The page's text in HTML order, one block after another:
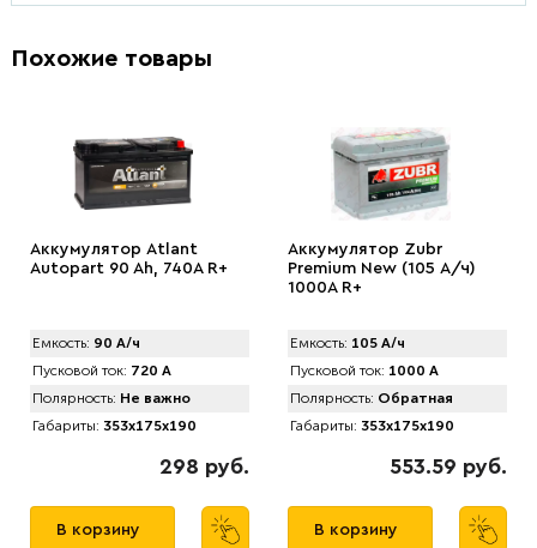
Похожие товары
Аккумулятор Atlant
Autopart 90 Ah, 740A R+
Емкость: 90 А/ч
Пусковой ток: 720 А
Полярность: Не важно
Габариты: 353x175x190
298 руб.
В корзину
Аккумулятор Zubr
Prеmium New (105 А/ч)
1000А R+
Емкость: 105 А/ч
Пусковой ток: 1000 А
Полярность: Обратная
Габариты: 353x175x190
553.59 руб.
В корзину